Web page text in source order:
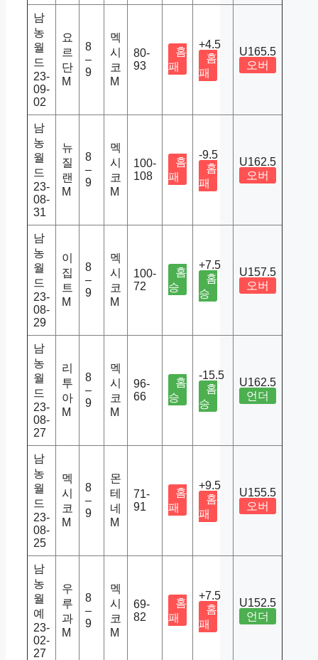
남
농
월
드
23-
09-
02
요
르
단
M
8
–
9
멕
시
코
M
80-
93
홈
패
+4.5
홈
패
U165.5
오버
남
농
월
드
23-
08-
31
뉴
질
랜
M
8
–
9
멕
시
코
M
100-
108
홈
패
-9.5
홈
패
U162.5
오버
남
농
월
드
23-
08-
29
이
집
트
M
8
–
9
멕
시
코
M
100-
72
홈
승
+7.5
홈
승
U157.5
오버
남
농
월
드
23-
08-
27
리
투
아
M
8
–
9
멕
시
코
M
96-
66
홈
승
-15.5
홈
승
U162.5
언더
남
농
월
드
23-
08-
25
멕
시
코
M
8
–
9
몬
테
네
M
71-
91
홈
패
+9.5
홈
패
U155.5
오버
남
농
월
예
23-
02-
27
우
루
과
M
8
–
9
멕
시
코
M
69-
82
홈
패
+7.5
홈
패
U152.5
언더